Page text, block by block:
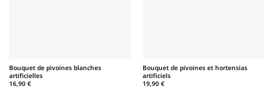
Bouquet de pivoines blanches
artificielles
16,90 €
Bouquet de pivoines et hortensias
artificiels
19,90 €